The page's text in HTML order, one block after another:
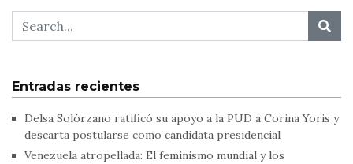
Entradas recientes
Delsa Solórzano ratificó su apoyo a la PUD a Corina Yoris y
descarta postularse como candidata presidencial
Venezuela atropellada: El feminismo mundial y los